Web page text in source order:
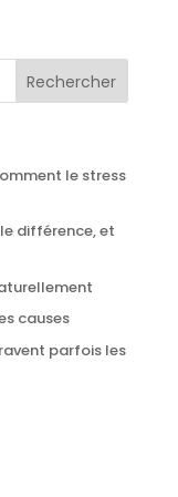
le stress
différence, et
causes
parfois les